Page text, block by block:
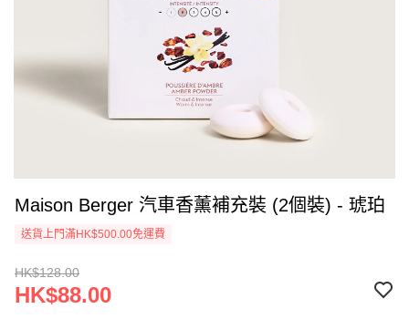
Maison Berger 汽車香薰補充裝 (2個裝) - 琥珀
送貨上門滿HK$500.00免運費
HK$128.00
HK$88.00